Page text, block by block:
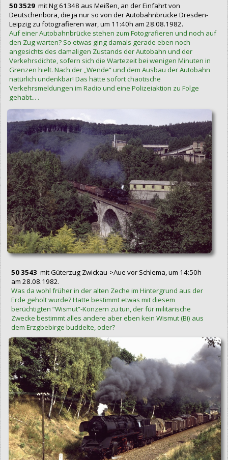
50 3529 mit Ng 61348 aus Meißen, an der Einfahrt von
Deutschenbora, die ja nur so von der Autobahnbrücke Dresden-
Leipzig zu fotografieren war, um 11:40h am 28.08.1982.
Auf einer Autobahnbrücke stehen zum Fotografieren und noch auf
den Zug warten? So etwas ging damals gerade eben noch
angesichts des damaligen Zustands der Autobahn und der
Verkehrsdichte, sofern sich die Wartezeit bei wenigen Minuten in
Grenzen hielt. Nach der „Wende“ und dem Ausbau der Autobahn
natürlich undenkbar! Das hätte sofort chaotische
Verkehrsmeldungen im Radio und eine Polizeiaktion zu Folge
gehabt... .
50 3543 mit Güterzug Zwickau->Aue vor Schlema, um 14:50h
am 28.08.1982.
Was da wohl früher in der alten Zeche im Hintergrund aus der
Erde geholt wurde? Hatte bestimmt etwas mit diesem
berüchtigten “Wismut”-Konzern zu tun, der für militärische
Zwecke bestimmt alles andere aber eben kein Wismut (Bi) aus
dem Erzgbebirge buddelte, oder?